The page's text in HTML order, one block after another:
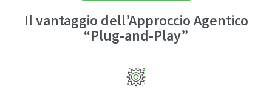
Il vantaggio dell’Approccio Agentico
“Plug-and-Play”